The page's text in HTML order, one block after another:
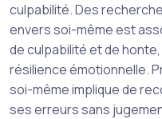
culpabilité. Des
envers soi-même est
de culpabilité et de
résilience émotionnelle.
soi-même implique de
ses erreurs sans